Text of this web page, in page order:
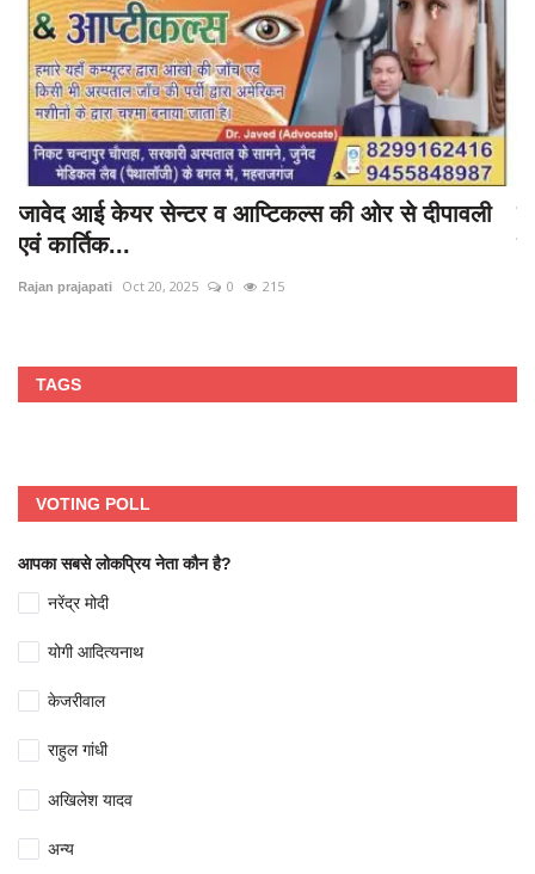
जावेद आई केयर सेन्टर व आप्टिकल्स की ओर से दीपावली
एवं कार्तिक...
Rajan prajapati Oct 20, 2025 0 215
TAGS
VOTING POLL
आपका सबसे लोकप्रिय नेता कौन है?
नरेंद्र मोदी
योगी आदित्यनाथ
केजरीवाल
राहुल गांधी
अखिलेश यादव
अन्य